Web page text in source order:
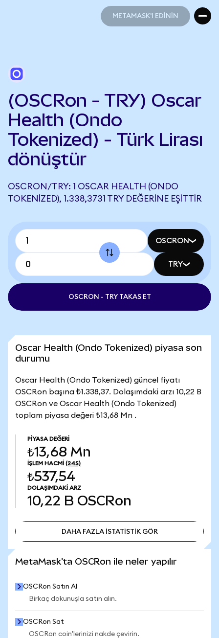
METAMASK'I EDİNİN
(OSCRon - TRY) Oscar
Health (Ondo
Tokenized) - Türk Lirası
dönüştür
OSCRON/TRY: 1 OSCAR HEALTH (ONDO
TOKENIZED), 1.338,3731 TRY DEĞERINE EŞITTIR
OSCRON
TRY
OSCRON - TRY TAKAS ET
Oscar Health (Ondo Tokenized) piyasa son
durumu
Oscar Health (Ondo Tokenized) güncel fiyatı
OSCRon başına ₺1.338,37. Dolaşımdaki arzı 10,22 B
OSCRon ve Oscar Health (Ondo Tokenized)
toplam piyasa değeri ₺13,68 Mn .
PIYASA DEĞERI
₺13,68 Mn
İŞLEM HACMI (24S)
₺537,54
DOLAŞIMDAKI ARZ
10,22 B OSCRon
DAHA FAZLA İSTATİSTİK GÖR
MetaMask'ta OSCRon ile neler yapılır
OSCRon Satın Al
Birkaç dokunuşla satın alın.
OSCRon Sat
OSCRon coin'lerinizi nakde çevirin.